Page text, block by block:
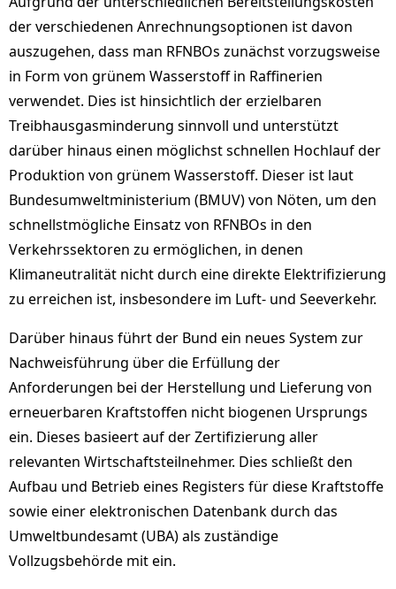
der verschiedenen Anrechnungsoptionen ist davon
auszugehen, dass man RFNBOs zunächst vorzugsweise
in Form von grünem Wasserstoff in Raffinerien
verwendet. Dies ist hinsichtlich der erzielbaren
Treibhausgasminderung sinnvoll und unterstützt
darüber hinaus einen möglichst schnellen Hochlauf der
Produktion von grünem Wasserstoff. Dieser ist laut
Bundesumweltministerium (BMUV) von Nöten, um den
schnellstmögliche Einsatz von RFNBOs in den
Verkehrssektoren zu ermöglichen, in denen
Klimaneutralität nicht durch eine direkte Elektrifizierung
zu erreichen ist, insbesondere im Luft- und Seeverkehr.
Darüber hinaus führt der Bund ein neues System zur
Nachweisführung über die Erfüllung der
Anforderungen bei der Herstellung und Lieferung von
erneuerbaren Kraftstoffen nicht biogenen Ursprungs
ein. Dieses basieert auf der Zertifizierung aller
relevanten Wirtschaftsteilnehmer. Dies schließt den
Aufbau und Betrieb eines Registers für diese Kraftstoffe
sowie einer elektronischen Datenbank durch das
Umweltbundesamt (UBA) als zuständige
Vollzugsbehörde mit ein.